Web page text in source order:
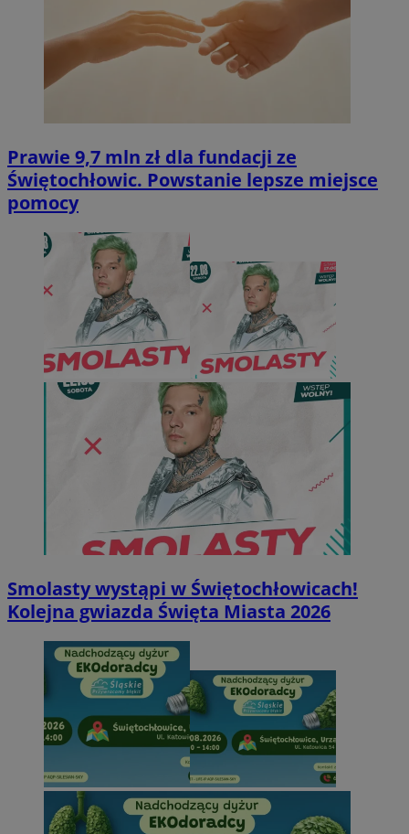
Prawie 9,7 mln zł dla fundacji ze
Świętochłowic. Powstanie lepsze miejsce
pomocy
Smolasty wystąpi w Świętochłowicach!
Kolejna gwiazda Święta Miasta 2026